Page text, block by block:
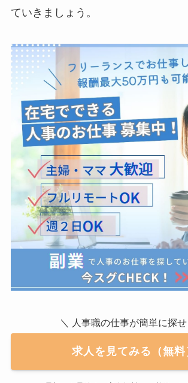
ていきましょう。
＼ 人事職の仕事が簡単に探せ
求人を見てみる（無料